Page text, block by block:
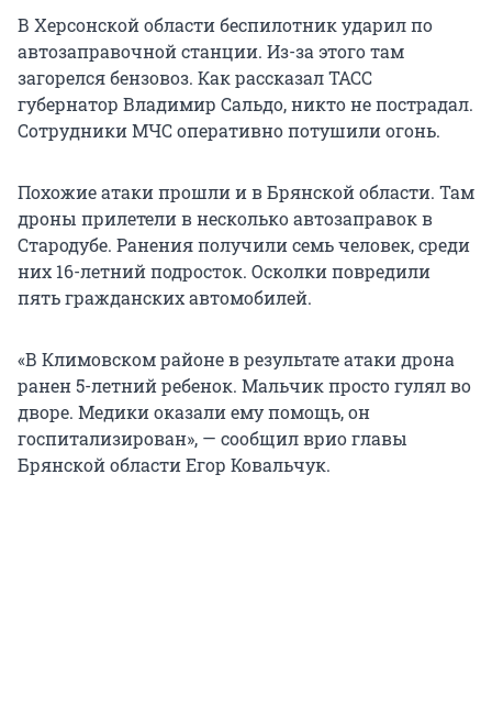
В Херсонской области беспилотник ударил по
автозаправочной станции. Из-за этого там
загорелся бензовоз. Как рассказал ТАСС
губернатор Владимир Сальдо, никто не пострадал.
Сотрудники МЧС оперативно потушили огонь.
Похожие атаки прошли и в Брянской области. Там
дроны прилетели в несколько автозаправок в
Стародубе. Ранения получили семь человек, среди
них 16-летнийподросток. Осколки повредили
пять гражданских автомобилей.
«В Климовском районе в результате атаки дрона
ранен 5-летний ребенок. Мальчик просто гулял во
дворе. Медики оказали ему помощь, он
госпитализирован», — сообщил врио главы
Брянской области Егор Ковальчук.